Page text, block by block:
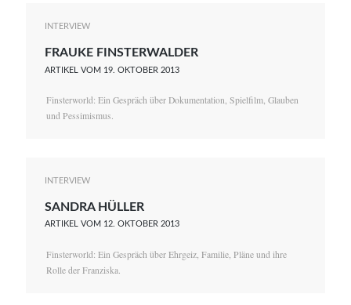
INTERVIEW
FRAUKE FINSTERWALDER
ARTIKEL VOM 19. OKTOBER 2013
Finsterworld: Ein Gespräch über Dokumentation, Spielfilm, Glauben
und Pessimismus.
INTERVIEW
SANDRA HÜLLER
ARTIKEL VOM 12. OKTOBER 2013
Finsterworld: Ein Gespräch über Ehrgeiz, Familie, Pläne und ihre
Rolle der Franziska.